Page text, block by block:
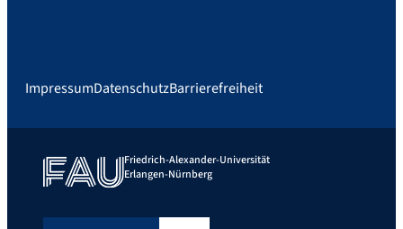
ImpressumDatenschutzBarrierefreiheit
Friedrich-Alexander-Universität
Erlangen-Nürnberg